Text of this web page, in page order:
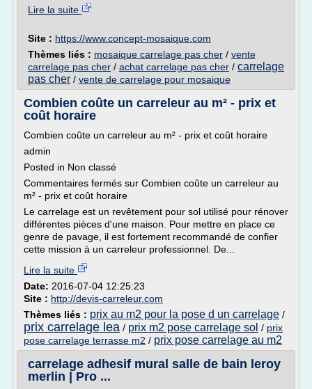
Lire la suite
Site : https://www.concept-mosaique.com
Thèmes liés : mosaique carrelage pas cher / vente
carrelage pas cher / achat carrelage pas cher / carrelage
pas cher / vente de carrelage pour mosaique
Combien coûte un carreleur au m² - prix et
coût horaire
Combien coûte un carreleur au m² - prix et coût horaire
admin
Posted in Non classé
Commentaires fermés sur Combien coûte un carreleur au
m² - prix et coût horaire
Le carrelage est un revêtement pour sol utilisé pour rénover
différentes pièces d'une maison. Pour mettre en place ce
genre de pavage, il est fortement recommandé de confier
cette mission à un carreleur professionnel. De...
Lire la suite
Date: 2016-07-04 12:25:23
Site : http://devis-carreleur.com
Thèmes liés : prix au m2 pour la pose d un carrelage /
prix carrelage lea / prix m2 pose carrelage sol / prix
pose carrelage terrasse m2 / prix pose carrelage au m2
carrelage adhesif mural salle de bain leroy
merlin | Pro ...